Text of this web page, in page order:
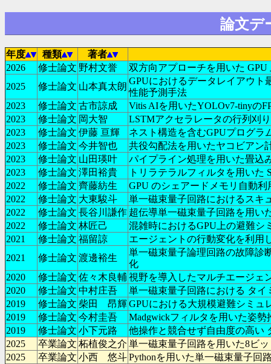
論文デ
年度 種類
著者
2026
修士論文 野村文誉
双方向アプローチを用いた GPU
2025
修士論文 山本真太朗
GPUにおけるデータレイアウト
性能予測手法
2023
修士論文 古市諒成
Vitis AIを用いたYOLOv7-tinyの
2023
修士論文 岡大智
LSTMアクセラレータの行列刈
2023
修士論文 伊藤 亘輝
ネスト構造を含むGPUプログラ
2023
修士論文 今井智也
共役勾配法を用いたヤコビアン
2023
修士論文 山田瑛叶
パイプライン処理を用いた畳込
2023
修士論文 澤田裕貴
トリラテラルフィルタを用いた
2022
修士論文 齊藤紡生
GPU のシェアードメモリ自動
2022
修士論文 大東駿斗
単一磁束量子回路におけるスキ
2022
修士論文 長谷川謙作 超伝導単一磁束量子回路を用い
2022
修士論文 林匠己
混雑時におけるGPU上の避難シ
2021
修士論文 福留諒
エージェントの行動変化を利用
2021
修士論文 渡邊裕生
単一磁束量子論理回路の故障診
化
2020
修士論文 佐々木良輔視野を導入したマルチエージェ
2020
修士論文 中村庄吾
単一磁束量子回路における タ
2019
修士論文 柴田 昂輝GPUにおける大規模避難シミュ
2019
修士論文 今村圭吾
Madgwickフィルタを用いた姿
2019
修士論文 小下元路
他操作と競合せず自由度の高い
2025
卒業論文 柘植俊之介 単一磁束量子回路を用いた8ビ
2025
卒業論文 小西 悠斗Pythonを用いた単一磁束量子回